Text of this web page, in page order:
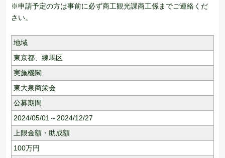
※申請予定の方は事前に必ず商工観光課商工係までご連絡くだ
さい。
地域
東京都、 練馬区
実施機関
東大泉商栄会
公募期間
2024/05/01～2024/12/27
上限金額・助成額
100万円